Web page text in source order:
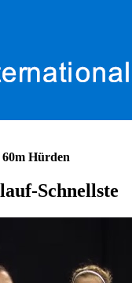
Hürden
Schnellste